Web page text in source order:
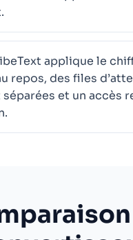
applique le
repos, des files
et un accès